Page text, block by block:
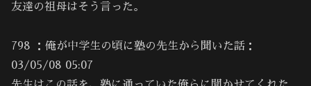
友達の祖母はそう言った。
798 ：俺が中学生の頃に塾の先生から聞いた話：
03/05/08 05:07